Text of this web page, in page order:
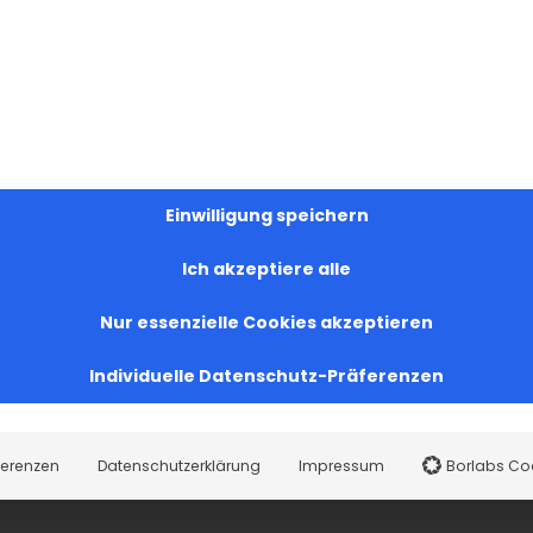
Einwilligung speichern
Ich akzeptiere alle
Nur essenzielle Cookies akzeptieren
Individuelle Datenschutz-Präferenzen
Datenschutzerklärung Impressum Borlabs